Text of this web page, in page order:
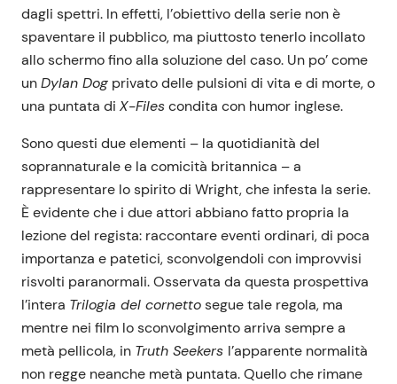
dagli spettri. In effetti, l’obiettivo della serie non è
spaventare il pubblico, ma piuttosto tenerlo incollato
allo schermo fino alla soluzione del caso. Un po’ come
unDylan Dog privato delle pulsioni di vita e di morte, o
una puntata di X-Filescondita con humor inglese.
Sono questi due elementi – la quotidianità del
soprannaturale e la comicità britannica – a
rappresentare lo spirito di Wright, che infesta la serie.
È evidente che i due attori abbiano fatto propria la
lezione del regista: raccontare eventi ordinari, di poca
importanza e patetici, sconvolgendoli con improvvisi
risvolti paranormali. Osservata da questa prospettiva
l’intera Trilogia del cornettosegue tale regola, ma
mentre nei film lo sconvolgimento arriva sempre a
metà pellicola, in Truth Seekers l’apparente normalità
non regge neanche metà puntata. Quello che rimane